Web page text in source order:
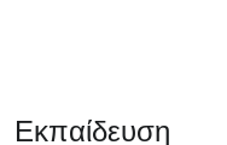
Εκπαίδευση